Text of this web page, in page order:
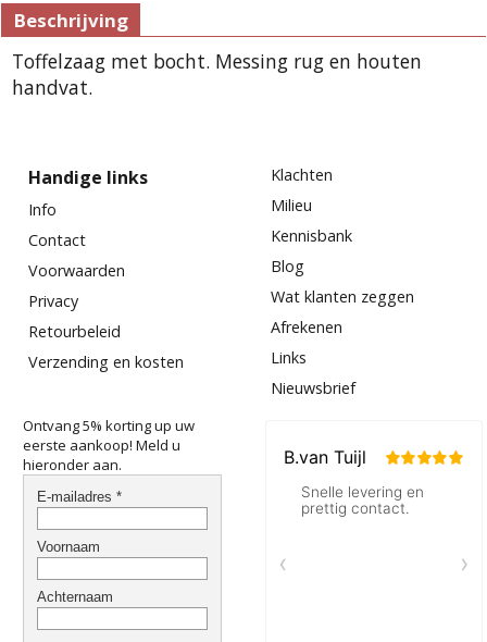
Beschrijving
Toffelzaag met bocht. Messing rug en houten
handvat.
Handige links
Info
Contact
Voorwaarden
Privacy
Retourbeleid
Verzending en kosten
Klachten
Milieu
Kennisbank
Blog
Wat klanten zeggen
Afrekenen
Links
Nieuwsbrief
Ontvang 5% korting up uw
eerste aankoop! Meld u
hieronder aan.